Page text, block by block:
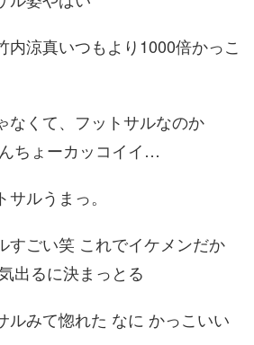
内涼真いつもより1000倍かっこ
なくて、フットサルなのか
ちょーカッコイイ…
ルうまっ。
すごい笑 これでイケメンだか
出るに決まっとる
ルみて惚れた なに かっこいい